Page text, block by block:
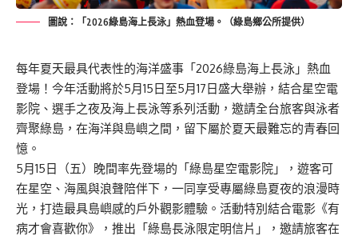
圖說：「2026綠島海上長泳」熱血登場。（綠島鄉公所提供）
每年夏天最具代表性的海洋盛事「2026綠島海上長泳」熱血
登場！今年活動將於5月15日至5月17日盛大舉辦，結合星空電
影院、選手之夜及海上長泳等系列活動，邀請全台旅客與泳者
齊聚綠島，在海洋與島嶼之間，留下屬於夏天最難忘的青春回
憶。
5月15日（五）晚間率先登場的 「綠島星空電影院」， 遊客可
在星空、海風與浪聲陪伴下，一同享受專屬綠島夏夜的浪漫時
光，打造最具島嶼感的戶外觀影體驗。 活動特別結合電影《有
病才會喜歡你》，推出「 綠島長泳限定明信片 」， 邀請旅客在